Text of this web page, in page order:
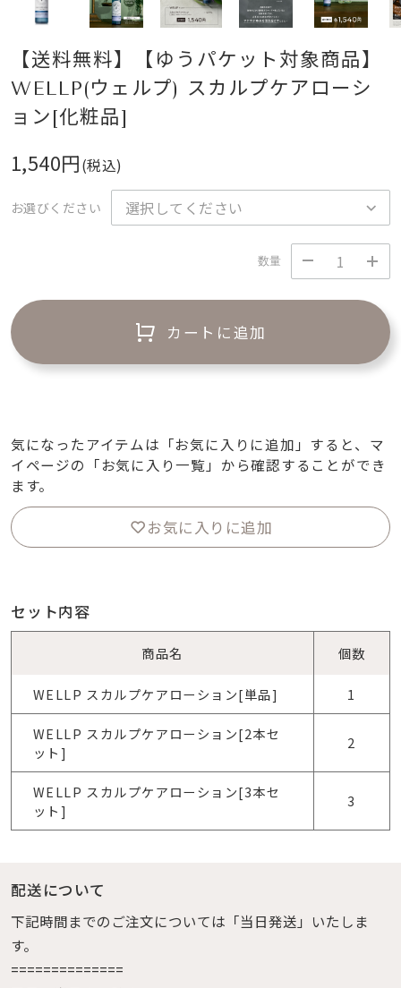
【送料無料】【ゆうパケット対象商品】
WELLP(ウェルプ) スカルプケアローシ
ョン[化粧品]
1,540円(税込)
お選びください
数量
カートに追加
気になったアイテムは「お気に入りに追加」すると、マ
イページの「お気に入り一覧」から確認することができ
ます。
お気に入りに追加
セット内容
商品名 個数
WELLP スカルプケアローション[単品] 1
WELLP スカルプケアローション[2本セ
ット]
2
WELLP スカルプケアローション[3本セ
ット]
3
配送について
下記時間までのご注文については「当日発送」いたしま
す。
==============